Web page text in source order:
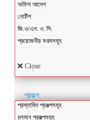
অফিস আদেশ
নোটিশ
জি.ও/এন. ও. সি.
প্রয়োজনীয় ফরমসমূহ
Close
প্রকল্প
প্রস্তাবিত প্রকল্পসমূহ
চলমান প্রকল্পসমূহ